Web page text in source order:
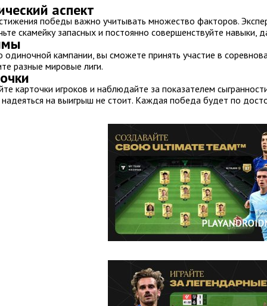
аспект
победы важно учитывать множество факторов.
скамейку запасных и постоянно совершенствуйте навыки,
кампании, вы сможете принять участие в
разные мировые лиги.
карточки игроков и наблюдайте за показателем
надеяться на выигрыш не стоит. Каждая победа будет по